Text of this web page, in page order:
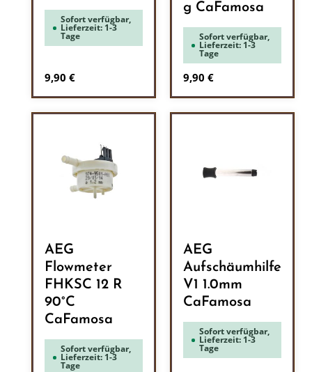
Sofort verfügbar,
Lieferzeit: 1-3
Tage
Regulärer Preis:
9,90 €
g CaFamosa
Sofort verfügbar,
Lieferzeit: 1-3
Tage
Regulärer Preis:
9,90 €
AEG
Flowmeter
FHKSC 12 R
90°C
CaFamosa
Sofort verfügbar,
Lieferzeit: 1-3
Tage
AEG
Aufschäumhilfe
V1 1.0mm
CaFamosa
Sofort verfügbar,
Lieferzeit: 1-3
Tage